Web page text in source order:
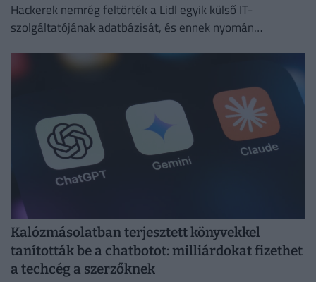
Hackerek nemrég feltörték a Lidl egyik külső IT-
szolgáltatójának adatbázisát, és ennek nyomán
Kalózmásolatban terjesztett könyvekkel
tanították be a chatbotot: milliárdokat fizethet
a techcég a szerzőknek